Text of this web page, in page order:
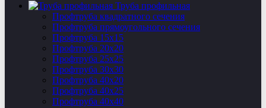
Труба профильная
Профтруба квадратного сечения
Профтруба прямоугольного сечения
Профтруба 15х15
Профтруба 20х20
Профтруба 25х25
Профтруба 30х30
Профтруба 40х20
Профтруба 40х25
Профтруба 40х40